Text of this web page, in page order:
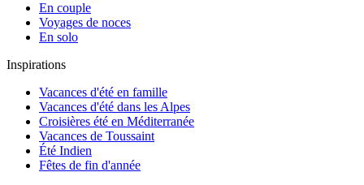
En couple
Voyages de noces
En solo
Inspirations
Vacances d'été en famille
Vacances d'été dans les Alpes
Croisières été en Méditerranée
Vacances de Toussaint
Été Indien
Fêtes de fin d'année